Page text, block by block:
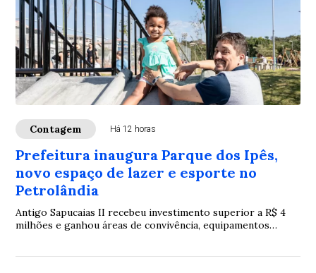
Contagem Há 12 horas
Prefeitura inaugura Parque dos Ipês,
novo espaço de lazer e esporte no
Petrolândia
Antigo Sapucaias II recebeu investimento superior a R$ 4
milhões e ganhou áreas de convivência, equipamentos